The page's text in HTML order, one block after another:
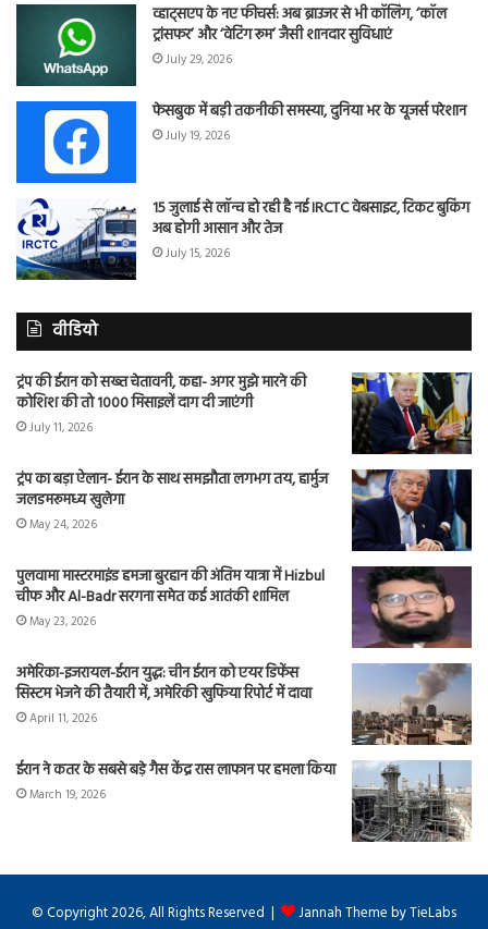
व्हाट्सएप के नए फीचर्स: अब ब्राउजर से भी कॉलिंग, ‘कॉल
ट्रांसफर’ और ‘वेटिंग रूम’ जैसी शानदार सुविधाएं
July 29, 2026
फेसबुक में बड़ी तकनीकी समस्या, दुनिया भर के यूजर्स परेशान
July 19, 2026
15 जुलाई से लॉन्च हो रही है नई IRCTC वेबसाइट, टिकट बुकिंग
अब होगी आसान और तेज
July 15, 2026
वीडियो
ट्रंप की ईरान को सख्त चेतावनी, कहा- अगर मुझे मारने की
कोशिश की तो 1000 मिसाइलें दाग दी जाएंगी
July 11, 2026
ट्रंप का बड़ा ऐलान- ईरान के साथ समझौता लगभग तय, हार्मुज
जलडमरूमध्य खुलेगा
May 24, 2026
पुलवामा मास्टरमाइंड हमजा बुरहान की अंतिम यात्रा में Hizbul
चीफ और Al-Badr सरगना समेत कई आतंकी शामिल
May 23, 2026
अमेरिका-इजरायल-ईरान युद्ध: चीन ईरान को एयर डिफेंस
सिस्टम भेजने की तैयारी में, अमेरिकी खुफिया रिपोर्ट में दावा
April 11, 2026
ईरान ने कतर के सबसे बड़े गैस केंद्र रास लाफान पर हमला किया
March 19, 2026
© Copyright 2026, All Rights Reserved | Jannah Theme by TieLabs